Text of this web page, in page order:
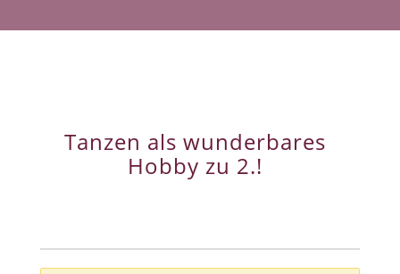
Tanzen als wunderbares
Hobby zu 2.!